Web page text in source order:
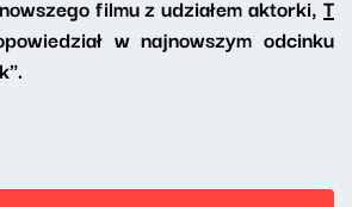
filmu z udziałem aktorki, T
w najnowszym odcinku